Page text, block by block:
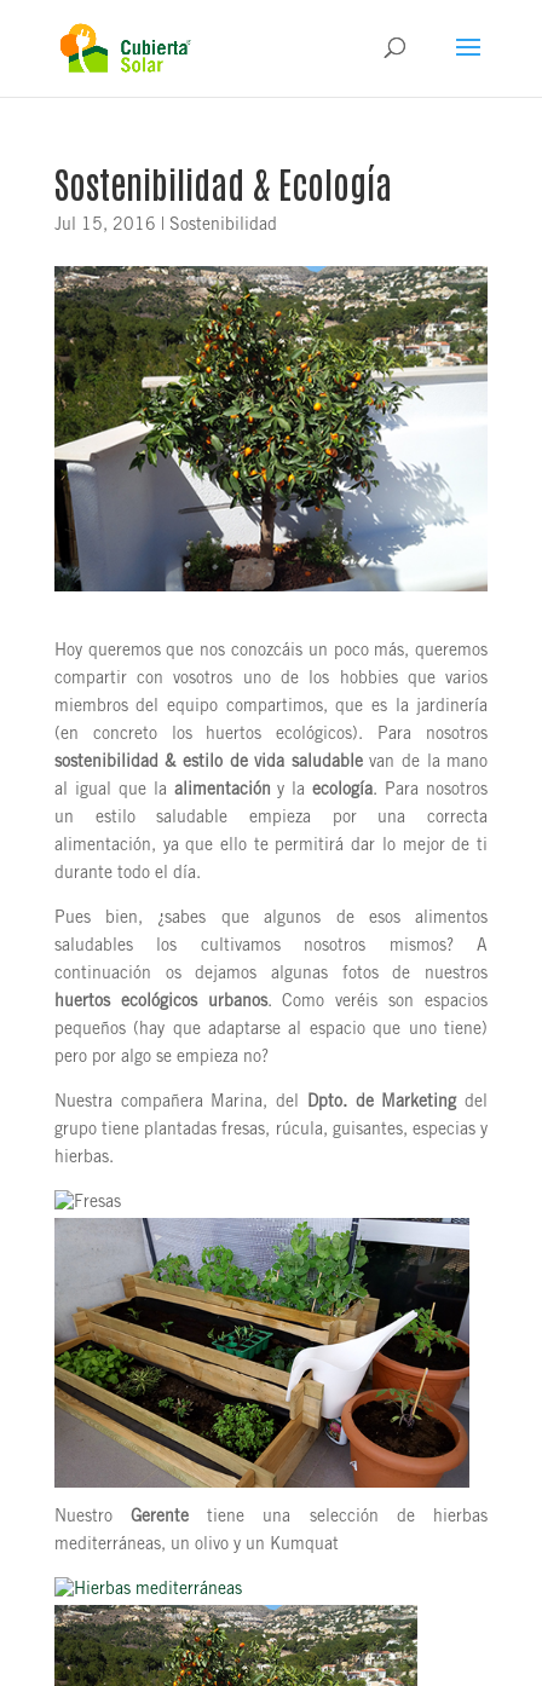
Sostenibilidad & Ecología
Jul 15, 2016 | Sostenibilidad
Hoy queremos que nos conozcáis un poco más, queremos
compartir con vosotros uno de los hobbies que varios
miembros del equipo compartimos, que es la jardinería
(en concreto los huertos ecológicos). Para nosotros
sostenibilidad & estilo de vida saludablevan de la mano
al igual que la alimentacióny la ecología. Para nosotros
un estilo saludable empieza por una correcta
alimentación, ya que ello te permitirá dar lo mejor de ti
durante todo el día.
Pues bien, ¿sabes que algunos de esos alimentos
saludables los cultivamos nosotros mismos? A
continuación os dejamos algunas fotos de nuestros
huertos ecológicos urbanos. Como veréis son espacios
pequeños (hay que adaptarse al espacio que uno tiene)
pero por algo se empieza no?
Nuestra compañera Marina, del Dpto. de Marketingdel
grupo tiene plantadas fresas, rúcula, guisantes, especias y
hierbas.
NuestroGerente tiene una selección de hierbas
mediterráneas, un olivo y un Kumquat